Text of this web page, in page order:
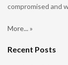
compromised and
More... »
Recent Posts